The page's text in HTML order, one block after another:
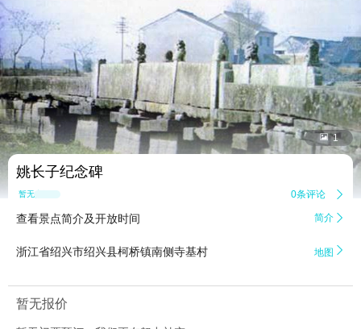
 1
姚长子纪念碑
暂无点评 0条评论 
查看景点简介及开放时间 简介 
浙江省绍兴市绍兴县柯桥镇南侧寺基村 地图 
暂无报价
